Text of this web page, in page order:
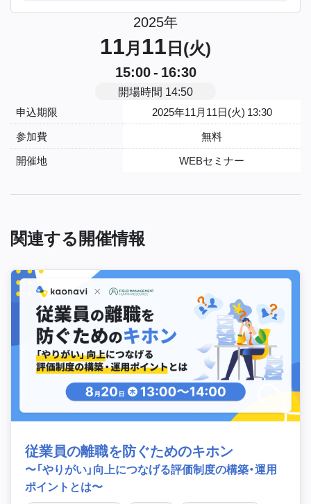
2025年
11月11日(火)
15:00 - 16:30
開場時間 14:50
申込期限
2025年11月11日(火) 13:30
参加費
無料
開催地
WEBセミナー
関連する開催情報
従業員の離職を防ぐためのキホン
〜「やりがい」向上につなげる評価制度の構築・運用
ポイントとは〜